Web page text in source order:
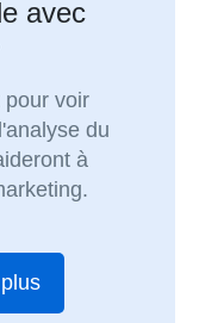
avec
pour voir
du
à